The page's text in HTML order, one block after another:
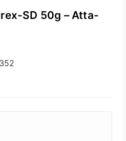
SD 50g – Atta-